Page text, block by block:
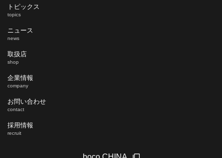
トピックス
topics
ニュース
news
取扱店
shop
企業情報
company
お問い合わせ
contact
採用情報
recruit